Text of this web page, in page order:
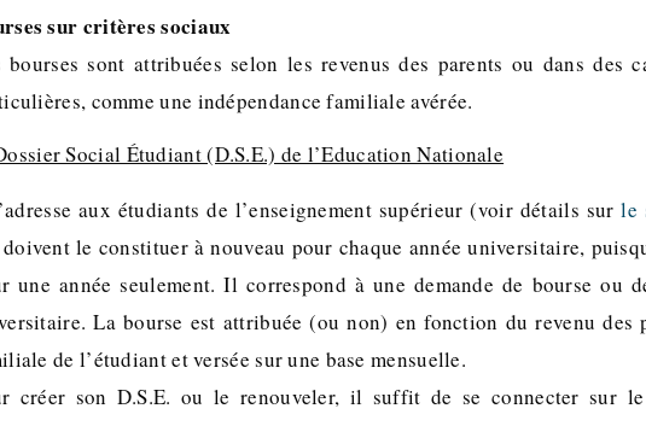
sur critères sociaux
bourses sont attribuées selon les revenus des parents ou dans des
comme une indépendance familiale avérée.
Social Étudiant (D.S.E.) de l’Education Nationale
aux étudiants de l’enseignement supérieur (voir détails surle
le constituer à nouveau pour chaque année universitaire,
une année seulement. Il correspond à une demande de bourse ou
La bourse est attribuée (ou non) en fonction du revenu des
de l’étudiant et versée sur une base mensuelle.
créer son D.S.E. ou le renouveler, il suffit de se connecter sur